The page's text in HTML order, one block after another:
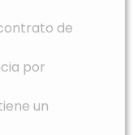
de
por
un